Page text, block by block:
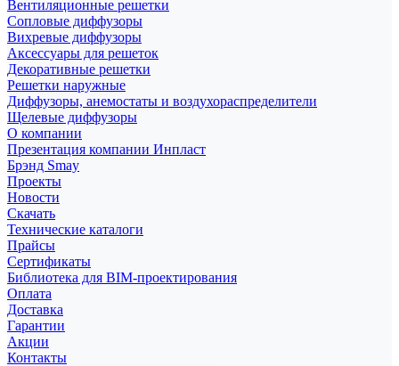
Вентиляционные решетки
Сопловые диффузоры
Вихревые диффузоры
Аксессуары для решеток
Декоративные решетки
Решетки наружные
Диффузоры, анемостаты и воздухораспределители
Щелевые диффузоры
О компании
Презентация компании Инпласт
Брэнд Smay
Проекты
Новости
Скачать
Технические каталоги
Прайсы
Сертификаты
Библиотека для BIM-проектирования
Оплата
Доставка
Гарантии
Акции
Контакты